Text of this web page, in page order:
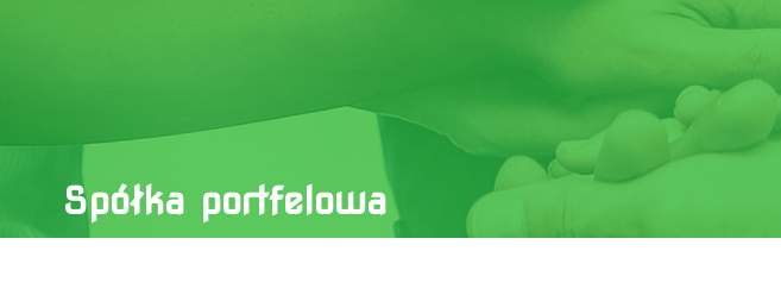
Spółka portfelowa